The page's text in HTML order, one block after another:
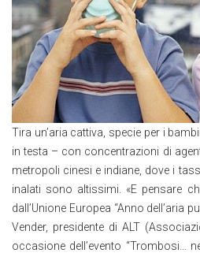
Tira un’aria cattiva, specie per i
in testa – con concentrazioni di
metropoli cinesi e indiane, dove i
inalati sono altissimi. «E pensare
dall’Unione Europea “Anno dell’aria
Vender, presidente di ALT
occasione dell’evento “Trombosi…